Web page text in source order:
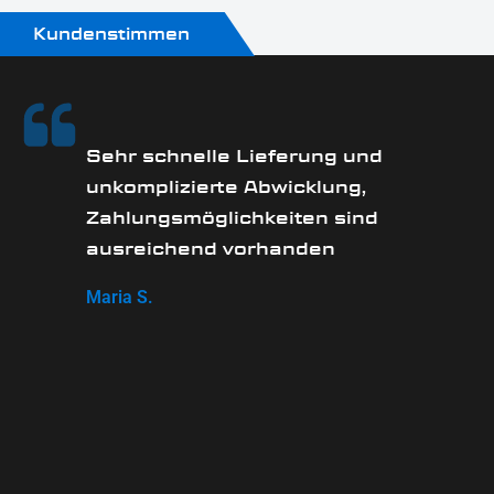
Kundenstimmen
Sehr schnelle Lieferung und
unkomplizierte Abwicklung,
Zahlungsmöglichkeiten sind
ausreichend vorhanden
Maria S.